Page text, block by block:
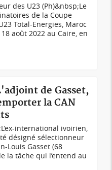
des U23 (Ph)&nbsp;Le
de la Coupe
Total-Energies, Maroc
août 2022 au Caire, en
de Gasset,
la CAN
international ivoirien,
désigné sélectionneur
Louis Gasset (68
la tâche qui l’entend au